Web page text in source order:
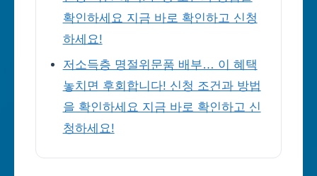
확인하세요 지금 바로 확인하고 신청
하세요!
저소득층 명절위문품 배부… 이 혜택
놓치면 후회합니다! 신청 조건과 방법
을 확인하세요 지금 바로 확인하고 신
청하세요!